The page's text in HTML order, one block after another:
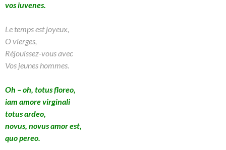
vos iuvenes.
Le temps est joyeux,
O vierges,
Réjouissez-vous avec
Vos jeunes hommes.
Oh – oh, totus floreo,
iam amore virginali
totus ardeo,
novus, novus amor est,
quo pereo.